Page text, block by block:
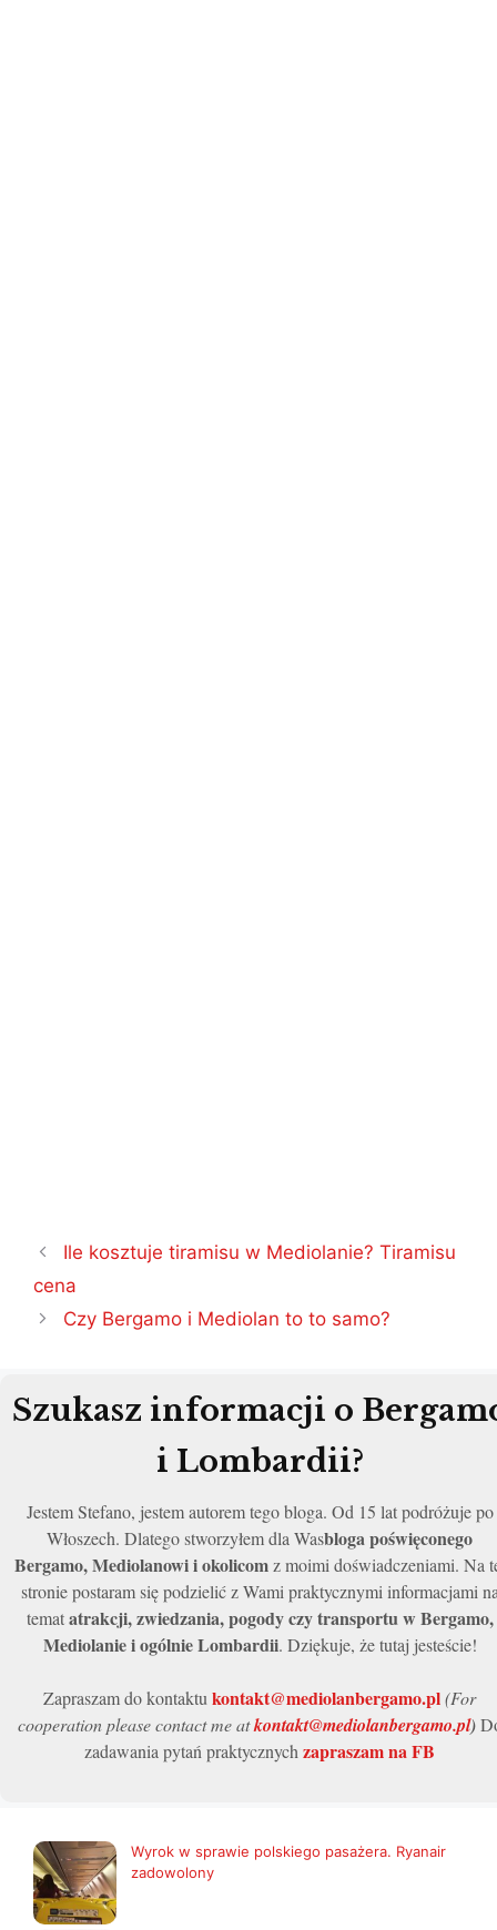
Nawigacja
wpisu
Ile kosztuje tiramisu w Mediolanie? Tiramisu
cena
Czy Bergamo i Mediolan to to samo?
Szukasz informacji o
i Lombardii?
Jestem Stefano, jestem autorem tego bloga. Od 15 lat podróżuje po
Włoszech. Dlatego stworzyłem dla Wasbloga poświęconego
Bergamo, Mediolanowi i okolicomz moimi doświadczeniami. Na
stronie postaram się podzielić z Wami praktycznymi informacjami
tematatrakcji, zwiedzania, pogody czy transportu w Bergamo,
Mediolanie i ogólnie Lombardii. Dziękuje, że tutaj jesteście!
Zapraszam do kontaktu kontakt@mediolanbergamo.pl(For
cooperation please contact me atkontakt@mediolanbergamo.pl)
zadawania pytań praktycznych zapraszam na FB
Wyrok w sprawie polskiego pasażera. Ryanair
zadowolony